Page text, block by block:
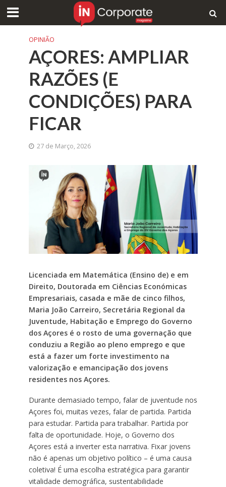
OPINIÃO
AÇORES: AMPLIAR
RAZÕES (E
CONDIÇÕES) PARA
FICAR
27 de Março, 2026
Licenciada em Matemática (Ensino de) e em
Direito, Doutorada em Ciências Económicas
Empresariais, casada e mãe de cinco filhos,
Maria João Carreiro, Secretária Regional da
Juventude, Habitação e Emprego do Governo
dos Açores é o rosto de uma governação que
conduziu a Região ao pleno emprego e que
está a fazer um forte investimento na
valorização e emancipação dos jovens
residentes nos Açores.
Durante demasiado tempo, falar de juventude nos
Açores foi, muitas vezes, falar de partida. Partida
para estudar. Partida para trabalhar. Partida por
falta de oportunidade. Hoje, o Governo dos
Açores está a inverter esta narrativa. Fixar jovens
não é apenas um objetivo político – é uma causa
coletiva! É uma escolha estratégica para garantir
vitalidade demográfica, sustentabilidade